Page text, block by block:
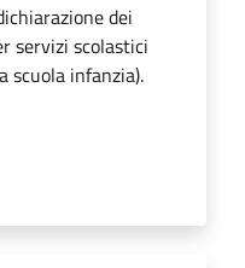
dei
servizi scolastici
scuola infanzia).